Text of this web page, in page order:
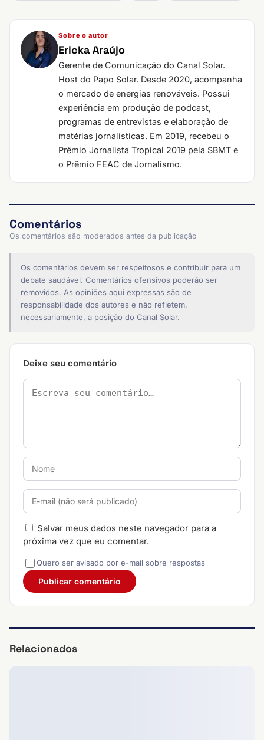
Sobre o autor
Ericka Araújo
Gerente de Comunicação do Canal Solar.
Host do Papo Solar. Desde 2020, acompanha
o mercado de energias renováveis. Possui
experiência em produção de podcast,
programas de entrevistas e elaboração de
matérias jornalísticas. Em 2019, recebeu o
Prêmio Jornalista Tropical 2019 pela SBMT e
o Prêmio FEAC de Jornalismo.
Comentários
Os comentários são moderados antes da publicação
Os comentários devem ser respeitosos e contribuir para um
debate saudável. Comentários ofensivos poderão ser
removidos. As opiniões aqui expressas são de
responsabilidade dos autores e não refletem,
necessariamente, a posição do Canal Solar.
Deixe seu comentário
Salvar meus dados neste navegador para a
próxima vez que eu comentar.
Quero ser avisado por e-mail sobre respostas
Relacionados